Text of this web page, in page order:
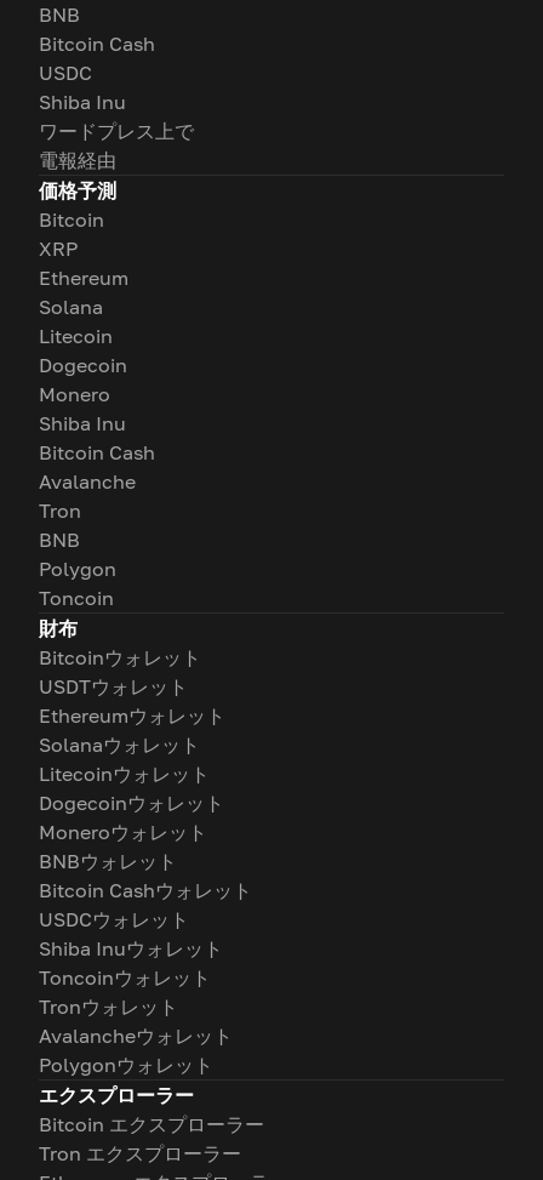
BNB
Bitcoin Cash
USDC
Shiba Inu
ワードプレス上で
電報経由
価格予測
Bitcoin
XRP
Ethereum
Solana
Litecoin
Dogecoin
Monero
Shiba Inu
Bitcoin Cash
Avalanche
Tron
BNB
Polygon
Toncoin
財布
Bitcoinウォレット
USDTウォレット
Ethereumウォレット
Solanaウォレット
Litecoinウォレット
Dogecoinウォレット
Moneroウォレット
BNBウォレット
Bitcoin Cashウォレット
USDCウォレット
Shiba Inuウォレット
Toncoinウォレット
Tronウォレット
Avalancheウォレット
Polygonウォレット
エクスプローラー
Bitcoin エクスプローラー
Tron エクスプローラー